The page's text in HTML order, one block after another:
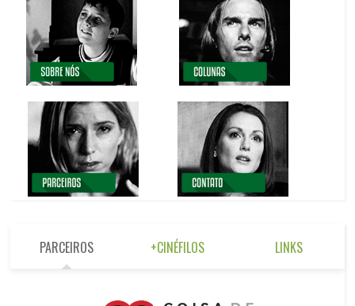
PARCEIROS +CINÉFILOS LINKS